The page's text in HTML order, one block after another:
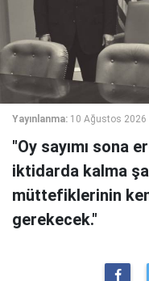
Yayınlanma: 10 Ağustos 2026
"Oy sayımı sona
iktidarda kalma
müttefiklerinin
gerekecek."